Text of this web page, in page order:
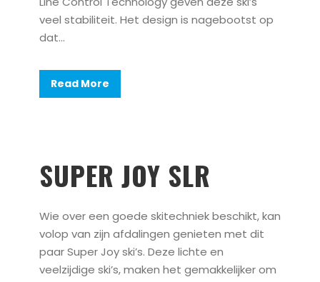
veel stabiliteit. Het design is nagebootst op
dat...
Read More
SUPER JOY SLR
Wie over een goede skitechniek beschikt, kan
volop van zijn afdalingen genieten met dit
paar Super Joy ski’s. Deze lichte en
veelzijdige ski’s, maken het gemakkelijker om